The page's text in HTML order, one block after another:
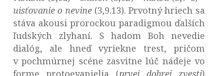
uisťovanie o nevine (3,9.13). Prvotný hriech sa
stáva akousi prorockou paradigmou ďalších
ľudských zlyhaní. S hadom Boh nevedie
dialóg, ale hneď vyriekne trest, pričom
v pochmúrnej scéne zasvitne lúč nádeje vo